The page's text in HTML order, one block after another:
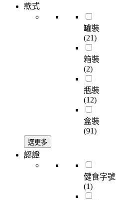
款式
罐裝
(21)
箱裝
(2)
瓶裝
(12)
盒裝
(91)
選更多
認證
健食字號
(1)